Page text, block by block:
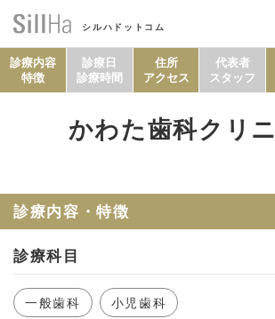
シルハドットコム
セルフチェック
診療内容
特徴
診療日
診療時間
住所
アクセス
代表者
スタッフ
かわた歯科クリ
診療内容・特徴
診療科目
一般歯科 小児歯科